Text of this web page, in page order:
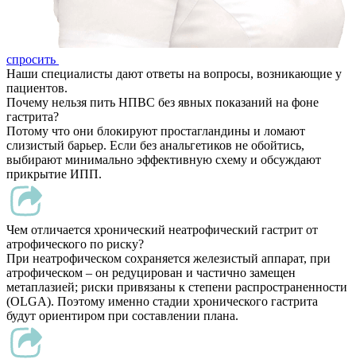
спросить
Наши специалисты дают ответы на вопросы, возникающие у
пациентов.
Почему нельзя пить НПВС без явных показаний на фоне
гастрита?
Потому что они блокируют простагландины и ломают
слизистый барьер. Если без анальгетиков не обойтись,
выбирают минимально эффективную схему и обсуждают
прикрытие ИПП.
Чем отличается хронический неатрофический гастрит от
атрофического по риску?
При неатрофическом сохраняется железистый аппарат, при
атрофическом – он редуцирован и частично замещен
метаплазией; риски привязаны к степени распространенности
(OLGA). Поэтому именно стадии хронического гастрита
будут ориентиром при составлении плана.